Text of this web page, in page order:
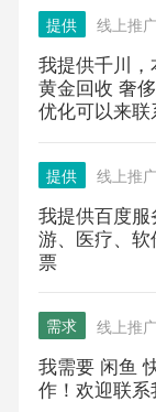
提供 线上推
我提供千川，
黄金回收 奢
优化可以来联
提供 线上推
我提供百度
游、医疗、
票
需求 线上推
我需要 闲鱼
作！欢迎联系